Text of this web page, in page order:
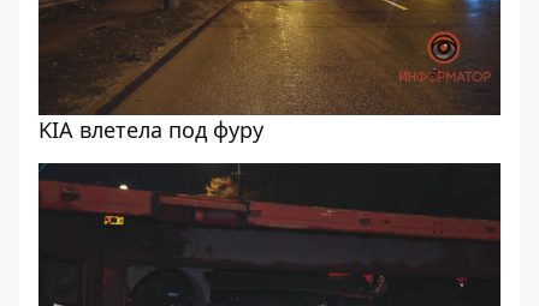
KIA влетела под фуру